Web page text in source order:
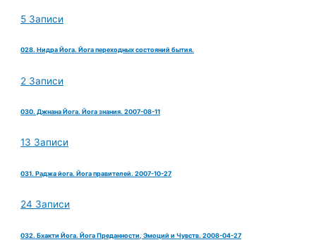
5 Записи
028. Нидра Йога. Йога переходных состояний бытия.
2 Записи
030. Джнана Йога. Йога знания. 2007-08-11
13 Записи
031. Раджа йога. Йога правителей. 2007-10-27
24 Записи
032. Бхакти Йога. Йога Преданности, Эмоций и Чувств. 2008-04-27